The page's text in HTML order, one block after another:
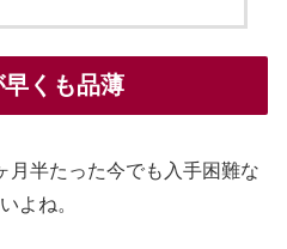
くも品薄
月半たった今でも入手困難な
よね。